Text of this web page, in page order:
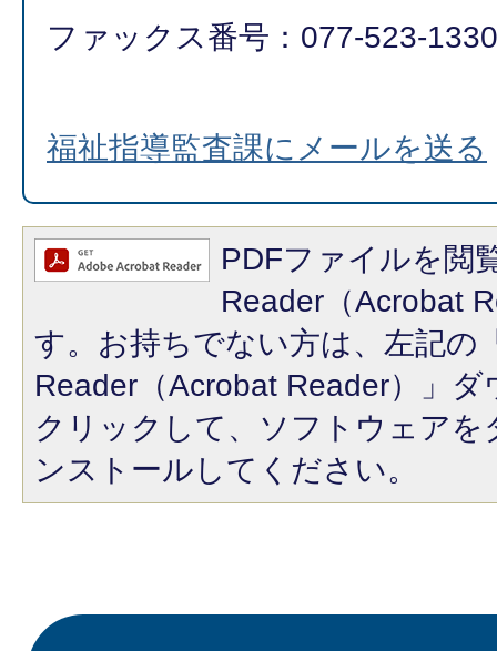
ファックス番号：077-523-1330
福祉指導監査課にメールを送る
PDFファイルを閲
Reader（Acrobat
す。お持ちでない方は、左記の
Reader（Acrobat Reader）」
クリックして、ソフトウェア
ンストールしてください。